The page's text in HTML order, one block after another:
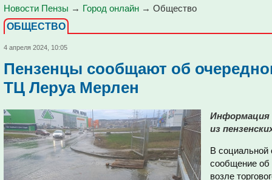
Новости Пензы → Город онлайн → Общество
ОБЩЕСТВО
4 апреля 2024, 10:05
Пензенцы сообщают об
ТЦ Леруа Мерлен
Информация
из
В социальной
сообщение об
возле